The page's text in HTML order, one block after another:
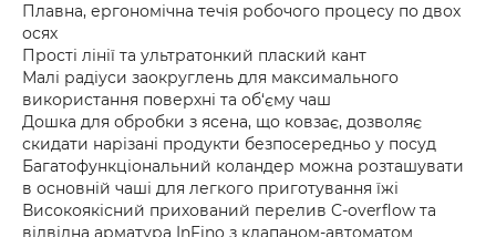
Плавна, ергономічна течія робочого процесу по двох
осях
Прості лінії та ультратонкий плаский кант
Малі радіуси заокруглень для максимального
використання поверхні та об‘єму чаш
Дошка для обробки з ясена, що ковзає, дозволяє
скидати нарізані продукти безпосередньо у посуд
Багатофункціональний коландер можна розташувати
в основній чаші для легкого приготування їжі
Високоякісний прихований перелив C-overflow та
відвідна арматура InFino з клапаном-автоматом